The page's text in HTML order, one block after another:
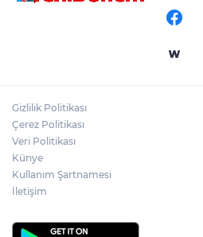
Gizlilik Politikası
Çerez Politikası
Veri Politikası
Künye
Kullanım Şartnamesi
İletişim